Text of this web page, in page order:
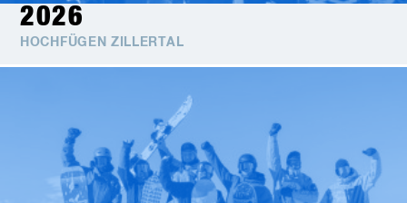
2026
HOCHFÜGEN ZILLERTAL